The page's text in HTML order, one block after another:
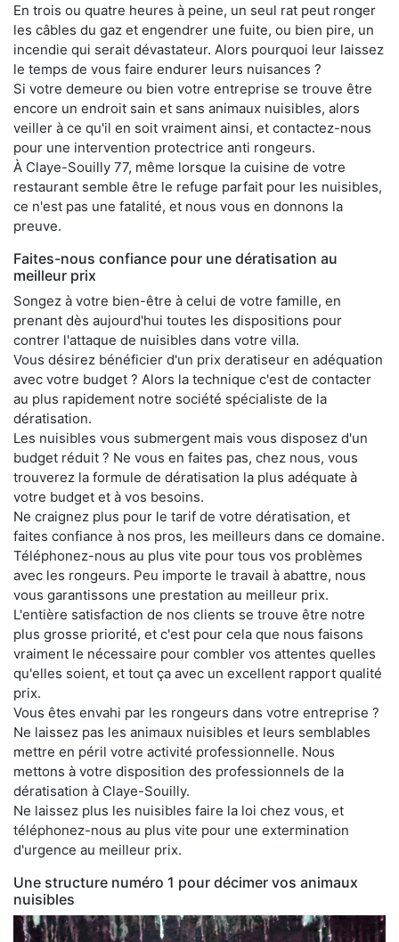
En trois ou quatre heures à peine, un seul rat peut ronger
les câbles du gaz et engendrer une fuite, ou bien pire, un
incendie qui serait dévastateur. Alors pourquoi leur laissez
le temps de vous faire endurer leurs nuisances ?
Si votre demeure ou bien votre entreprise se trouve être
encore un endroit sain et sans animaux nuisibles, alors
veiller à ce qu'il en soit vraiment ainsi, et contactez-nous
pour une intervention protectrice anti rongeurs.
À Claye-Souilly 77, même lorsque la cuisine de votre
restaurant semble être le refuge parfait pour les nuisibles,
ce n'est pas une fatalité, et nous vous en donnons la
preuve.
Faites-nous confiance pour une dératisation au
meilleur prix
Songez à votre bien-être à celui de votre famille, en
prenant dès aujourd'hui toutes les dispositions pour
contrer l'attaque de nuisibles dans votre villa.
Vous désirez bénéficier d'un prix deratiseur en adéquation
avec votre budget ? Alors la technique c'est de contacter
au plus rapidement notre société spécialiste de la
dératisation.
Les nuisibles vous submergent mais vous disposez d'un
budget réduit ? Ne vous en faites pas, chez nous, vous
trouverez la formule de dératisation la plus adéquate à
votre budget et à vos besoins.
Ne craignez plus pour le tarif de votre dératisation, et
faites confiance à nos pros, les meilleurs dans ce domaine.
Téléphonez-nous au plus vite pour tous vos problèmes
avec les rongeurs. Peu importe le travail à abattre, nous
vous garantissons une prestation au meilleur prix.
L'entière satisfaction de nos clients se trouve être notre
plus grosse priorité, et c'est pour cela que nous faisons
vraiment le nécessaire pour combler vos attentes quelles
qu'elles soient, et tout ça avec un excellent rapport qualité
prix.
Vous êtes envahi par les rongeurs dans votre entreprise ?
Ne laissez pas les animaux nuisibles et leurs semblables
mettre en péril votre activité professionnelle. Nous
mettons à votre disposition des professionnels de la
dératisation à Claye-Souilly.
Ne laissez plus les nuisibles faire la loi chez vous, et
téléphonez-nous au plus vite pour une extermination
d'urgence au meilleur prix.
Une structure numéro 1 pour décimer vos animaux
nuisibles